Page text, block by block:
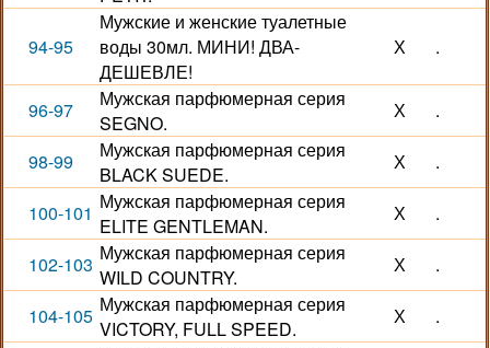
94-95
Мужские и женские туалетные
воды 30мл. МИНИ! ДВА-
ДЕШЕВЛЕ!
Х .
96-97
Мужская парфюмерная серия
SEGNO.
Х .
98-99
Мужская парфюмерная серия
BLACK SUEDE.
Х .
100-101 Мужская парфюмерная серия
ELITE GENTLEMAN.
Х .
102-103 Мужская парфюмерная серия
WILD COUNTRY.
Х .
104-105 Мужская парфюмерная серия
VICTORY, FULL SPEED.
Х .